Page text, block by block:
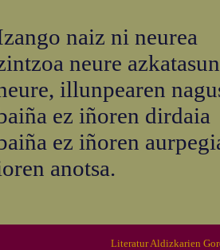
naiz ni neurea
neure
illunpearen
ez iñoren dirdaia
ez iñoren
anotsa.
Literatur Aldizkarien